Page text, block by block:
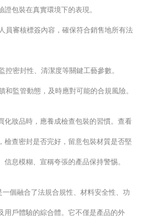
包裝在真實環境下的表現。
員審核標簽內容，確保符合銷售地所有法
控密封性、清潔度等關鍵工藝參數。
和監管動態，及時應對可能的合規風險。
化妝品時，應養成檢查包裝的習慣。查看
檢查密封是否完好，留意包裝材質是否堅
信息模糊、宣稱夸張的產品保持警惕。
一個融合了法規合規性、材料安全性、功
用戶體驗的綜合體。它不僅是產品的外